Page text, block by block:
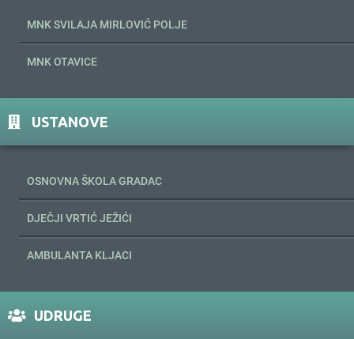
MNK SVILAJA MIRLOVIĆ POLJE
MNK OTAVICE
USTANOVE
OSNOVNA ŠKOLA GRADAC
DJEČJI VRTIĆ JEŽIĆI
AMBULANTA KLJACI
UDRUGE